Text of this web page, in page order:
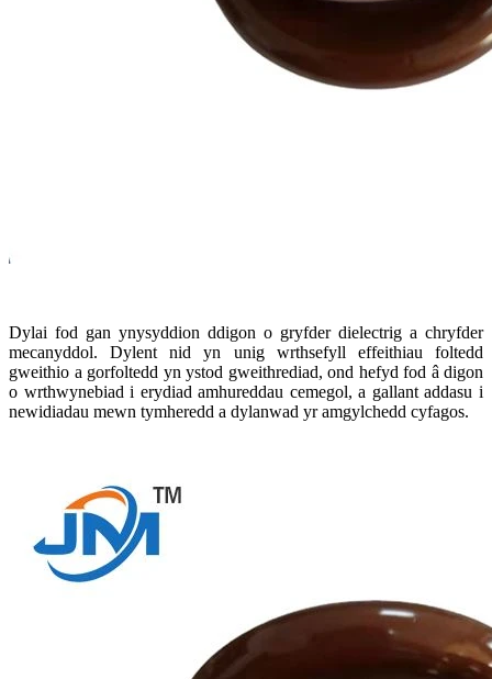
Dylai fod gan ynysyddion ddigon o gryfder dielectrig a chryfder
mecanyddol. Dylent nid yn unig wrthsefyll effeithiau foltedd
gweithio a gorfoltedd yn ystod gweithrediad, ond hefyd fod â digon
o wrthwynebiad i erydiad amhureddau cemegol, a gallant addasu i
newidiadau mewn tymheredd a dylanwad yr amgylchedd cyfagos.